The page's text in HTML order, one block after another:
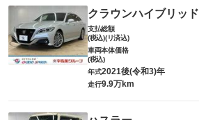
クラウンハイブリッド
支払総額
(税込)(リ済込)
車両本体価格
(税込)
年式2021後(令和3)年
走行9.9万km